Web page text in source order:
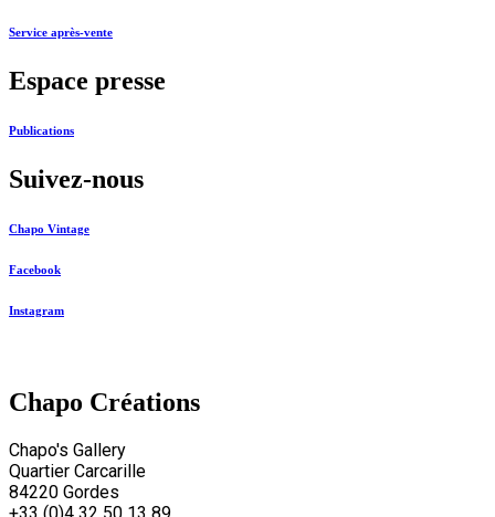
Service après-vente
Espace presse
Publications
Suivez-nous
Chapo Vintage
Facebook
Instagram
Chapo Créations
Chapo's Gallery
Quartier Carcarille
84220 Gordes